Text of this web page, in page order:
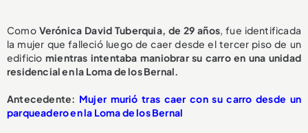
Como Verónica David Tuberquia, de 29 años, fue identificada
la mujer que falleció luego de caer desde el tercer piso de un
edificio mientras intentaba maniobrar su carro en una unidad
residencial en la Loma de los Bernal.
Antecedente: Mujer murió tras caer con su carro desde un
parqueadero en la Loma de los Bernal